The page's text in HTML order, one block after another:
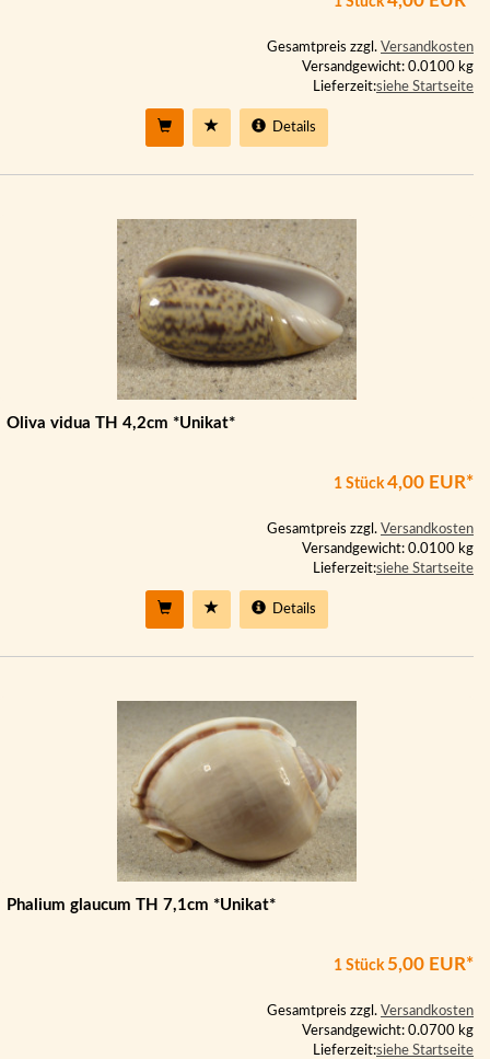
Gesamtpreis zzgl. Versandkosten
Versandgewicht: 0.0100 kg
Lieferzeit:siehe Startseite
Details
Oliva vidua TH 4,2cm *Unikat*
1 Stück 4,00 EUR*
Gesamtpreis zzgl. Versandkosten
Versandgewicht: 0.0100 kg
Lieferzeit:siehe Startseite
Details
Phalium glaucum TH 7,1cm *Unikat*
1 Stück 5,00 EUR*
Gesamtpreis zzgl. Versandkosten
Versandgewicht: 0.0700 kg
Lieferzeit:siehe Startseite